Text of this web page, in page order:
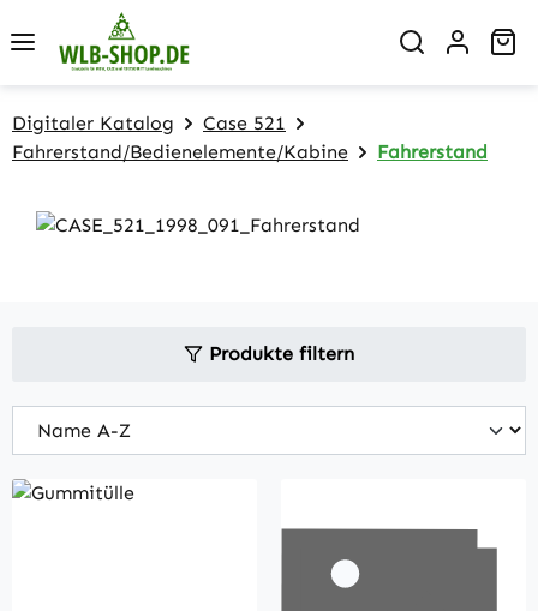
Zum Hauptinhalt springen
Digitaler Katalog
Case 521
Fahrerstand/Bedienelemente/Kabine
Fahrerstand
Produkte filtern